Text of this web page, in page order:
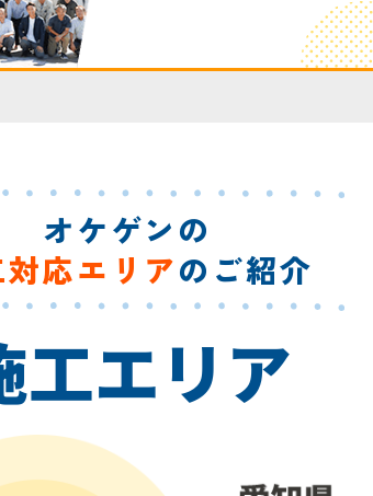
オケゲンの
応エリアのご紹介
工エリア